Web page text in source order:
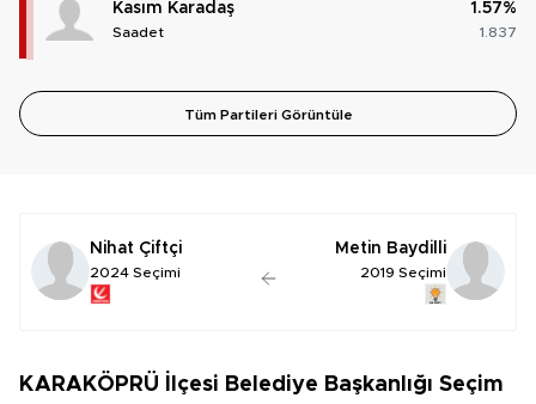
Kasım Karadaş
Saadet
1.57%
1.837
Tüm Partileri Görüntüle
Nihat Çiftçi
2024 Seçimi
Metin Baydilli
2019 Seçimi
KARAKÖPRÜ İlçesi Belediye Başkanlığı Seçim